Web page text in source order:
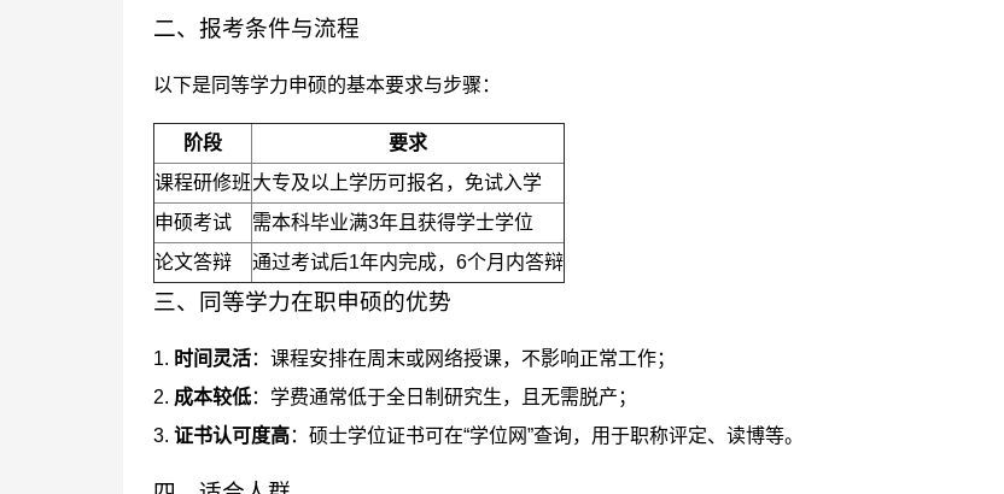
二、报考条件与流程
以下是同等学力申硕的基本要求与步骤：
阶段
要求
课程研修班大专及以上学历可报名，免试入学
申硕考试
需本科毕业满3年且获得学士学位
论文答辩
通过考试后1年内完成，6个月内答辩
三、同等学力在职申硕的优势
1. 时间灵活：课程安排在周末或网络授课，不影响正常工作；
2. 成本较低：学费通常低于全日制研究生，且无需脱产；
3. 证书认可度高：硕士学位证书可在“学位网”查询，用于职称评定、读博等。